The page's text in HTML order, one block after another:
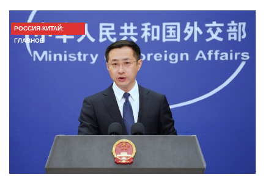
РОССИЯ-КИТАЙ:
ГЛАВНОЕ